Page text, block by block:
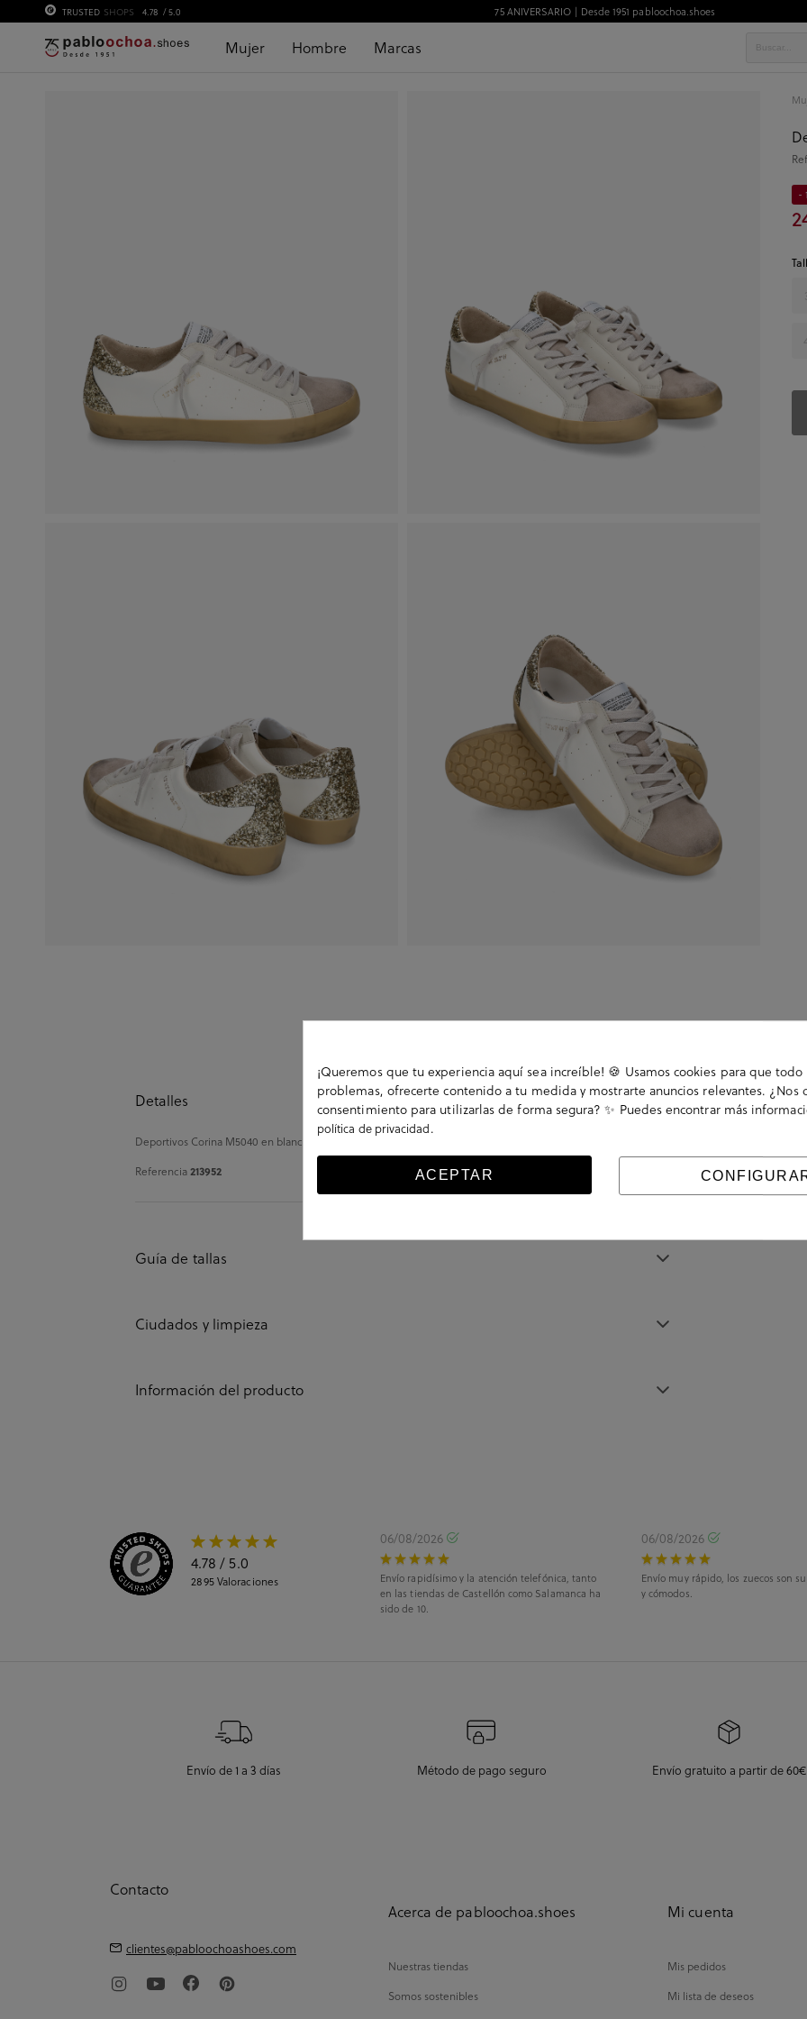
TRUSTED SHOPS 4.78 / 5.0 75 ANIVERSARIO | Desde 1951 pabloochoa.shoes
Mujer Hombre Marcas
-
Detalles
Deportivos Corina M5040 en blanco. Cierre con cordones. La plantilla es extraible. Hecho en China
Referencia213952
Guía de tallas
Ciudados y limpieza
Información del producto
4.78 / 5.0
2895Valoraciones
06/08/2026
Envío rapidísimo y la atención telefónica, tanto
en las tiendas de Castellón como Salamanca ha
sido de 10.
06/08/2026
Envío muy rápido, los zuecos son
y cómodos.
Envío de 1 a 3 días Método de pago seguro Envío gratuito a partir de 60€
Contacto
clientes@pabloochoashoes.com
Acerca de pabloochoa.shoes
Nuestras tiendas
Somos sostenibles
Mi cuenta
Mis pedidos
Mi lista de deseos
¡Queremos que tu experiencia aquí sea increíble! 🍪 Usamos cookies para que
problemas, ofrecerte contenido a tu medida y mostrarte anuncios relevantes. ¿Nos
consentimiento para utilizarlas de forma segura? ✨ Puedes encontrar más
política de privacidad.
ACEPTAR